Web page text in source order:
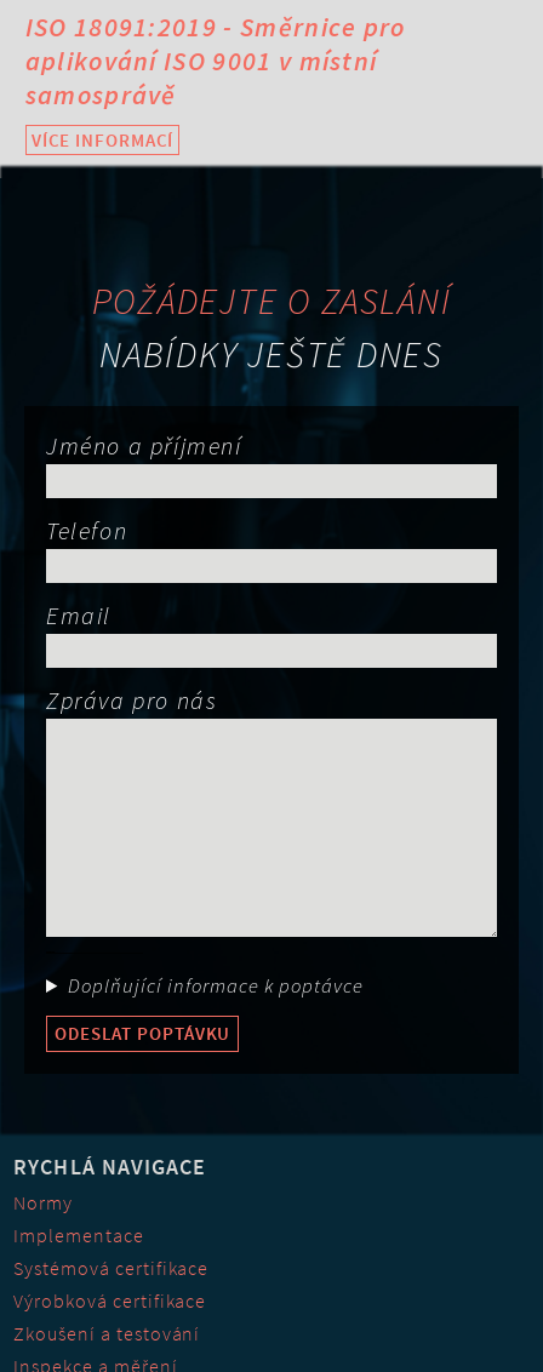
ISO 18091:2019 - Směrnice pro
aplikování ISO 9001 v místní
samosprávě
VÍCE INFORMACÍ
POŽÁDEJTE O ZASLÁNÍ
NABÍDKY JEŠTĚ DNES
Jméno a příjmení
Telefon
Email
Zpráva pro nás
Doplňující informace k poptávce
ODESLAT POPTÁVKU
RYCHLÁ NAVIGACE
Normy
Implementace
Systémová certifikace
Výrobková certifikace
Zkoušení a testování
Inspekce a měření